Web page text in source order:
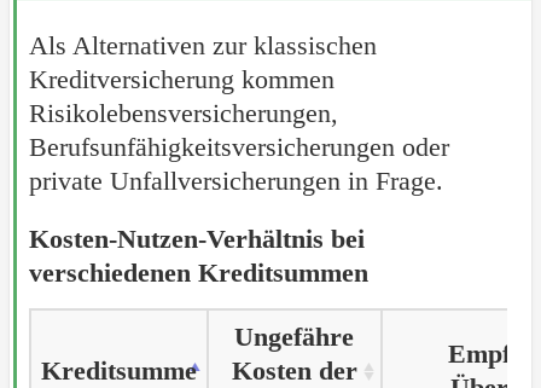
Als Alternativen zur klassischen
Kreditversicherung kommen
Risikolebensversicherungen,
Berufsunfähigkeitsversicherungen oder
private Unfallversicherungen in Frage.
Kosten-Nutzen-Verhältnis bei
verschiedenen Kreditsummen
Kreditsumme
Ungefähre
Kosten der
Kreditsumme